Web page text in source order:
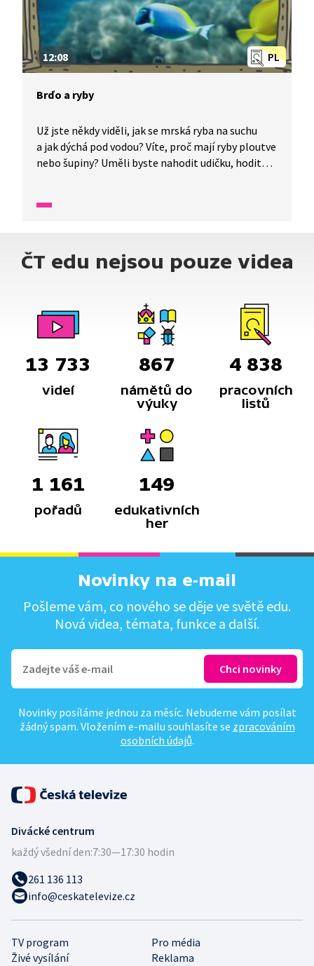
PL
12:08
Brďo a ryby
Už jste někdy viděli, jak se mrská ryba na suchu
a jak dýchá pod vodou? Víte, proč mají ryby ploutve
nebo šupiny? Uměli byste nahodit udičku, hodit
proč je v jižních Čechách tolik rybníků?
ČT edu nejsou pouze videa
13 733
videí
867
námětů do
výuky
4 838
pracovních
listů
1 161
pořadů
149
edukativních
her
Novinky na e-mail
Pošleme vám, co nového se děje ve světě edu.
Nová videa, témata, funkce a další.
Novinky posíláme jednou za měsíc. Nebudeme vám posílat
žádný spam. Vložením e-mailu souhlasíte se zpracováním
osobních údajů.